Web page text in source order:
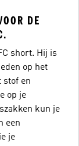
DE
short. Hij is
op het
stof en
op je
kun je
een
je